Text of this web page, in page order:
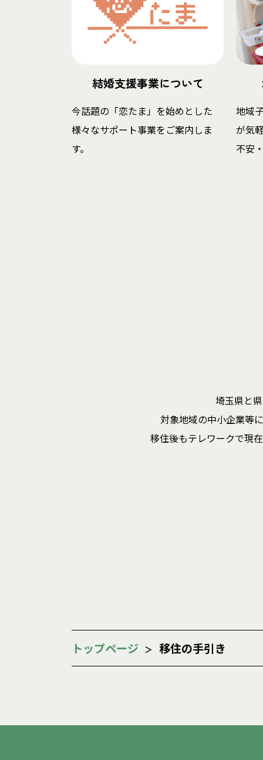
結婚支援事業について
今話題の「恋たま」を始めとした
様々なサポート事業をご案内しま
す。
地域
が気
不安
埼玉県と
対象地域の中小企業等
移住後もテレワークで現
トップページ 移住の手引き